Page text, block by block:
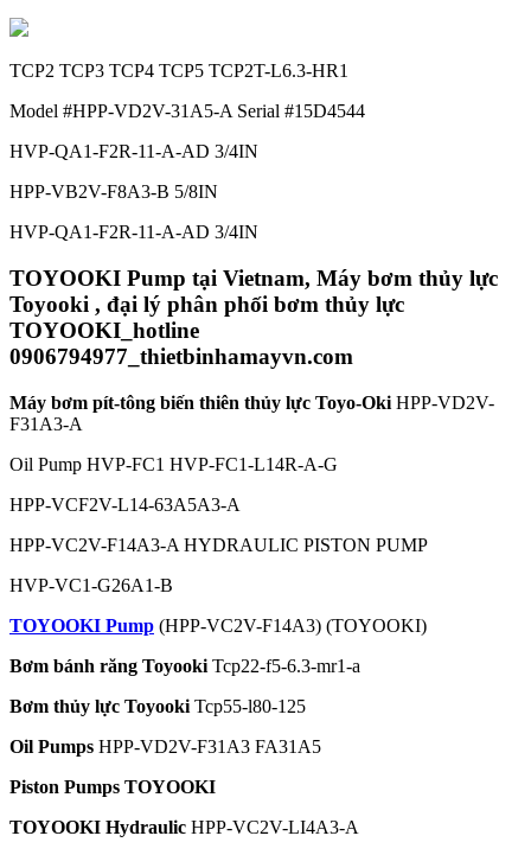
TCP2 TCP3 TCP4 TCP5 TCP2T-L6.3-HR1
Model #HPP-VD2V-31A5-A Serial #15D4544
HVP-QA1-F2R-11-A-AD 3/4IN
HPP-VB2V-F8A3-B 5/8IN
HVP-QA1-F2R-11-A-AD 3/4IN
TOYOOKI Pump tại Vietnam, Máy bơm thủy lực
Toyooki , đại lý phân phối bơm thủy lực
TOYOOKI_hotline
0906794977_thietbinhamayvn.com
Máy bơm pít-tông biến thiên thủy lực Toyo-Oki HPP-VD2V-
F31A3-A
Oil Pump HVP-FC1 HVP-FC1-L14R-A-G
HPP-VCF2V-L14-63A5A3-A
HPP-VC2V-F14A3-A HYDRAULIC PISTON PUMP
HVP-VC1-G26A1-B
TOYOOKI Pump (HPP-VC2V-F14A3) (TOYOOKI)
Bơm bánh răng Toyooki Tcp22-f5-6.3-mr1-a
Bơm thủy lực Toyooki Tcp55-l80-125
Oil Pumps HPP-VD2V-F31A3 FA31A5
Piston Pumps TOYOOKI
TOYOOKI Hydraulic HPP-VC2V-LI4A3-A